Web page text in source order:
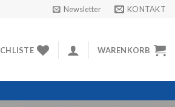
Newsletter KONTAKT
WARENKORB